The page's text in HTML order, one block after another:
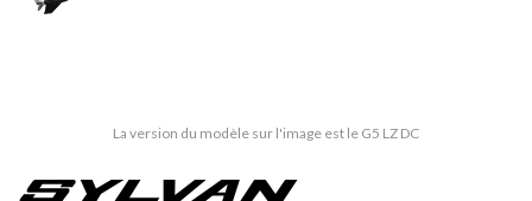
La version du modèle sur l'image est le G5 LZ DC